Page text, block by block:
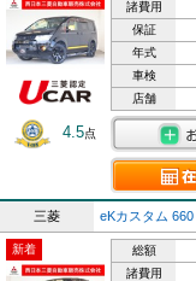
4.5点
諸費用
保証
年式
車検
店舗
三菱 eKカスタム
新着 総額
諸費用